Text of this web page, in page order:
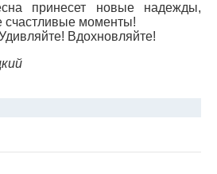
принесет новые надежды,
счастливые моменты!
Вдохновляйте!